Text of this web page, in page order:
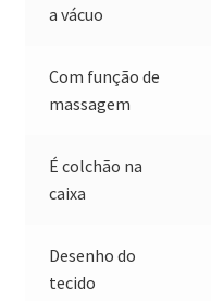
a vácuo
Com função de
massagem
É colchão na
caixa
Desenho do
tecido